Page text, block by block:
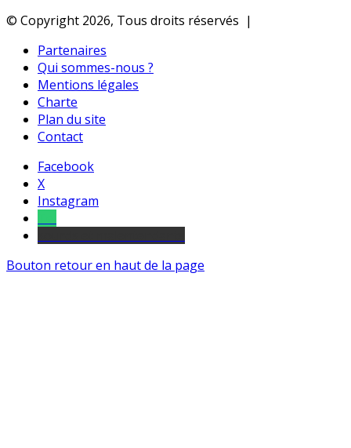
© Copyright 2026, Tous droits réservés |
Partenaires
Qui sommes-nous ?
Mentions légales
Charte
Plan du site
Contact
Facebook
X
Instagram
Bouton retour en haut de la page